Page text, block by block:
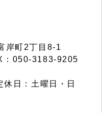
岸町2丁目 8-1
050-3183-9205
日：土曜日・日